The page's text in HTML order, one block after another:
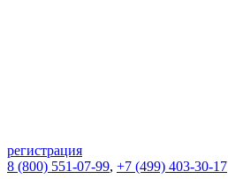
регистрация
8 (800) 551-07-99, +7 (499) 403-30-17